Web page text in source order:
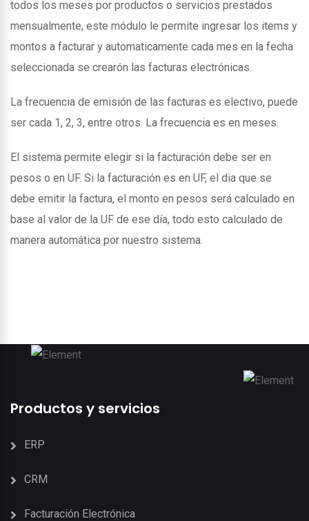
todos los meses por productos o servicios prestados
mensualmente, este módulo le permite ingresar los items y
montos a facturar y automaticamente cada mes en la fecha
seleccionada se crearón las facturas electrónicas.
La frecuencia de emisión de las facturas es electivo, puede
ser cada 1, 2, 3, entre otros. La frecuencia es en meses.
El sistema permite elegir si la facturación debe ser en
pesos o en UF. Si la facturación es en UF, el dia que se
debe emitir la factura, el monto en pesos será calculado en
base al valor de la UF de ese día, todo esto calculado de
manera automática por nuestro sistema.
Productos y servicios
ERP
CRM
Facturación Electrónica